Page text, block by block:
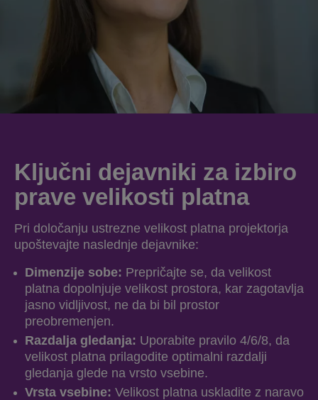
Ključni dejavniki za izbiro
prave velikosti platna
Pri določanju ustrezne velikost platna projektorja
upoštevajte naslednje dejavnike:
Dimenzije sobe: Prepričajte se, da velikost
platna dopolnjuje velikost prostora, kar zagotavlja
jasno vidljivost, ne da bi bil prostor
preobremenjen.
Razdalja gledanja: Uporabite pravilo 4/6/8, da
velikost platna prilagodite optimalni razdalji
gledanja glede na vrsto vsebine.
Vrsta vsebine: Velikost platna uskladite z naravo